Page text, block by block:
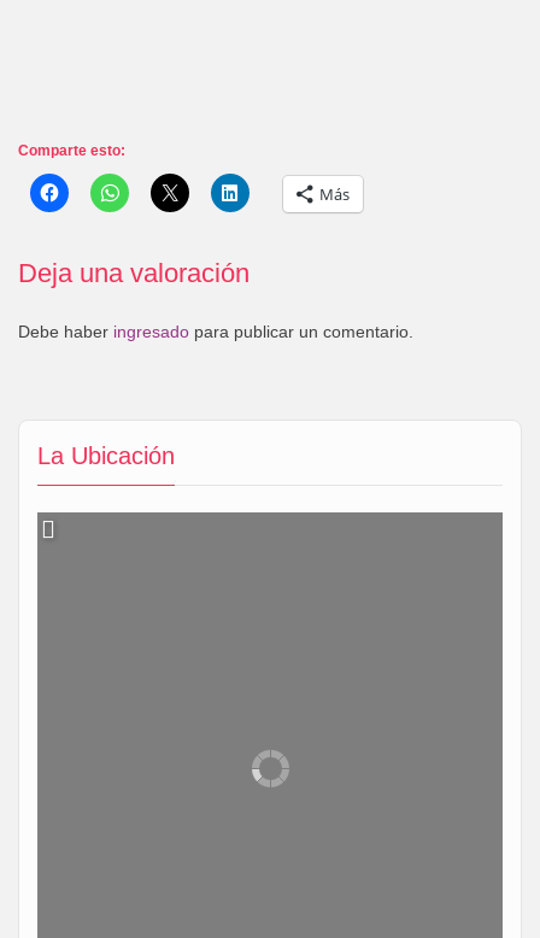
La Ubicación
Comparte esto:
Más
Deja una valoración
Debe haber ingresado para publicar un comentario.